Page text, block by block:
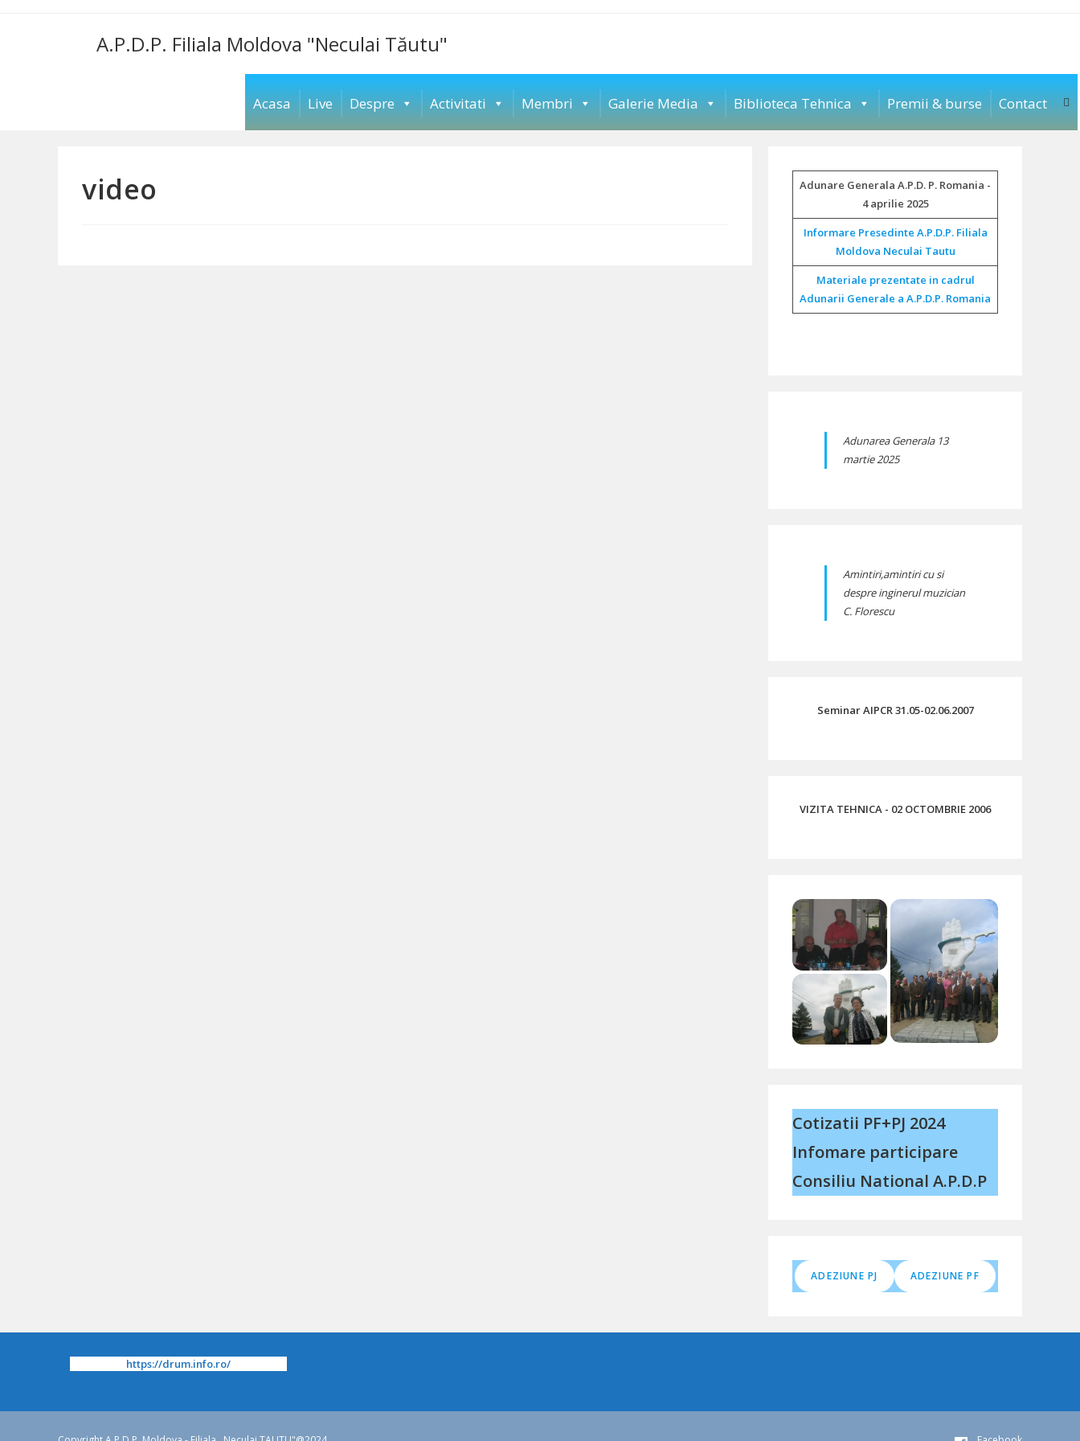
A.P.D.P. Filiala Moldova "Neculai Tăutu"
Acasa Live Despre Activitati Membri Galerie Media Biblioteca Tehnica Premii & burse Contact
video
Adunare Generala A.P.D. P. Romania -
4 aprilie 2025
Informare Presedinte A.P.D.P. Filiala
Moldova Neculai Tautu
Materiale prezentate in cadrul
Adunarii Generale a A.P.D.P. Romania
Adunarea Generala 13
martie 2025
Amintiri,amintiri cu si
despre inginerul muzician
C. Florescu
Seminar AIPCR 31.05-02.06.2007
VIZITA TEHNICA - 02 OCTOMBRIE 2006
Cotizatii PF+PJ 2024
Infomare participare
Consiliu National A.P.D.P
ADEZIUNE PJ ADEZIUNE PF
https://drum.info.ro/